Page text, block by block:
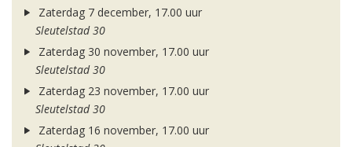
Zaterdag 7 december, 17.00 uur
Sleutelstad 30
Zaterdag 30 november, 17.00 uur
Sleutelstad 30
Zaterdag 23 november, 17.00 uur
Sleutelstad 30
Zaterdag 16 november, 17.00 uur